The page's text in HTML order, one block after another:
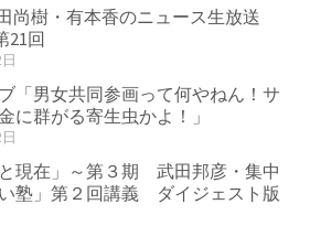
尚樹・有本香のニュース生放送
21回
「男女共同参画って何やねん！サ
に群がる寄生虫かよ！」
と現在」～第３期 武田邦彦・集中
塾」第２回講義 ダイジェスト版